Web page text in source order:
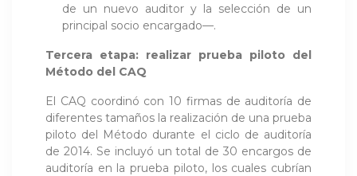
de un nuevo auditor y la selección de un
principal socio encargado—.
Tercera etapa: realizar prueba piloto del
Método del CAQ
El CAQ coordinó con 10 firmas de auditoría de
diferentes tamaños la realización de una prueba
piloto del Método durante el ciclo de auditoría
de 2014. Se incluyó un total de 30 encargos de
auditoría en la prueba piloto, los cuales cubrían